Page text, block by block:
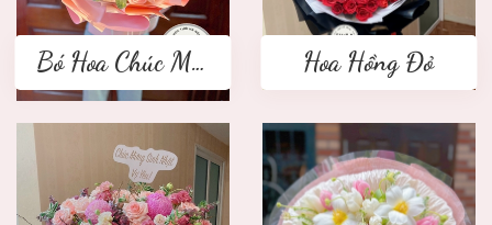
Bó Hoa Chúc Mừng Hoa Hồng Đỏ